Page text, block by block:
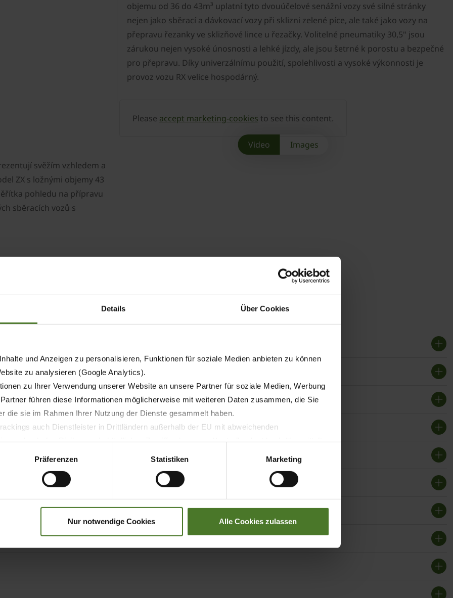
Details Über Cookies
und Anzeigen zu personalisieren, Funktionen für soziale Medien anbieten zu können
zu analysieren (Google Analytics).
zu Ihrer Verwendung unserer Website an unsere Partner für soziale Medien, Werbung
führen diese Informationen möglicherweise mit weiteren Daten zusammen, die Sie
die sie im Rahmen Ihrer Nutzung der Dienste gesammelt haben.
auch Dienstleister in Drittländern außerhalb der EU mit abweichenden
wodurch das Risiko von behördlichen Zugriffen bzw. von Kontrollverlust bzgl. übermittelter
Präferenzen Statistiken Marketing
Nur notwendige Cookies Alle Cookies zulassen
objemu od 36 do 43m³ uplatní tyto dvouúčelové senážní vozy své silné stránky
nejen jako sběrací a dávkovací vozy při sklizni zelené píce, ale také jako vozy na
přepravu řezanky ve sklizňové lince u řezačky. Volitelné pneumatiky 30,5" jsou
zárukou nejen vysoké únosnosti a lehké jízdy, ale jsou šetrné k porostu a bezpečné
pro přepravu. Díky univerzálnímu použití, spolehlivosti a vysoké výkonnosti je
provoz vozu RX velice hospodárný.
svěžím vzhledem a
ZX s ložnými objemy 43
pohledu na přípravu
sběracích vozů s
Please accept marketing-cookies to see this content.
Video Images
Vlastnosti produktu